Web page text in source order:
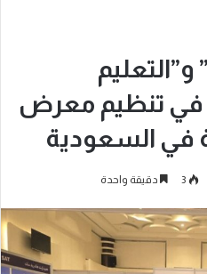
في تنظيم معرض
في السعودية
3 دقيقة واحدة